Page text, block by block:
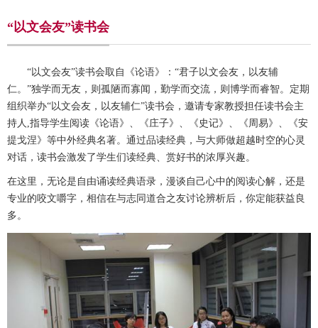
“以文会友”读书会
“以文会友”读书会取自《论语》：“君子以文会友，以友辅
仁。”独学而无友，则孤陋而寡闻，勤学而交流，则博学而睿智。定期
组织举办“以文会友，以友辅仁”读书会，邀请专家教授担任读书会主
持人 ,指导学生阅读《论语》、《庄子》、《史记》、《周易》、《安
提戈涅》等中外经典名著。通过品读经典，与大师做超越时空的心灵
对话，读书会激发了学生们读经典、赏好书的浓厚兴趣。
在这里，无论是自由诵读经典语录，漫谈自己心中的阅读心解，还是
专业的咬文嚼字，相信在与志同道合之友讨论辨析后，你定能获益良
多。